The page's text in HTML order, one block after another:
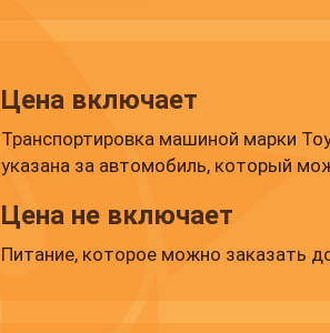
основном окружено снегом. Ее
(3879 м). На вершине горы мы
удивительного похода мы посетим
вернемся в Ереван.
Цена включает
Транспортировка машиной марки
указана за автомобиль, который
Цена не включает
Питание, которое можно заказать